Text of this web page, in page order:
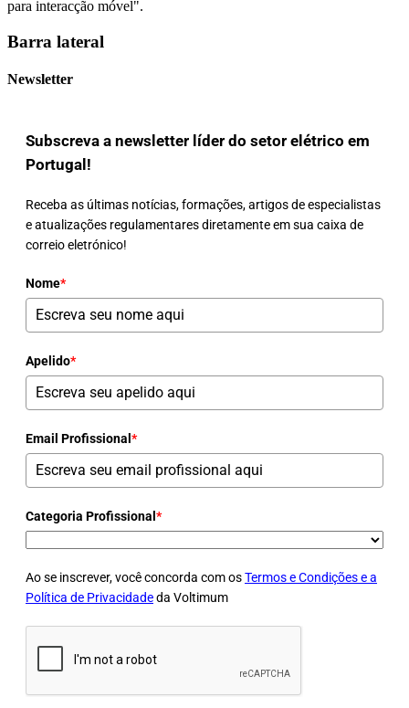
para interacção móvel".
Barra lateral
Newsletter
Subscreva a newsletter líder do setor elétrico em
Portugal!
Receba as últimas notícias, formações, artigos de especialistas
e atualizações regulamentares diretamente em sua caixa de
correio eletrónico!
Nome*
Apelido*
Email Profissional *
Categoria Profissional *
Ao se inscrever, você concorda com osTermos e Condições e a
Política de Privacidadeda Voltimum